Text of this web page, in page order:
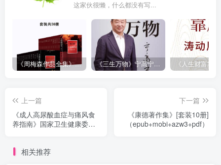
这家伙很懒，什么都没有写...
《周梅森作品全集》[共30册] 《三生万物》宁高宁（epub+mobi+azw3+pdf）
上一篇
《成人高尿酸血症与痛风食
养指南》国家卫生健康委办
下一篇
《康德著作集》[套装10册]
（epub+mobi+azw3+pdf）
相关推荐